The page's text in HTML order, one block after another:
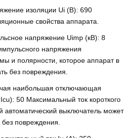
изоляции Ui (В): 690
свойства аппарата.
напряжение Uimp (кВ): 8
напряжения
и полярности, которое аппарат в
без повреждения.
наибольшая отключающая
50 Максимальный ток короткого
автоматический выключатель может
повреждения.